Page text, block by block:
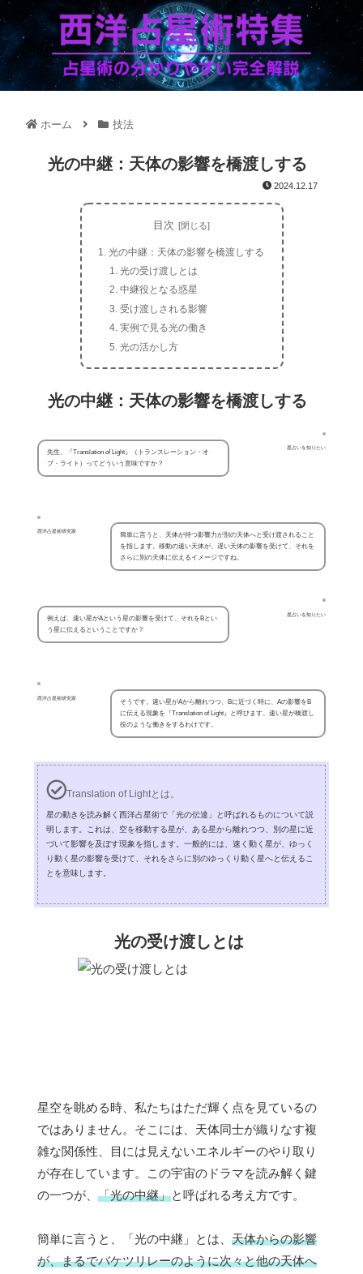
ホーム 技法
光の中継：天体の影響を橋渡しする
2024.12.17
目次
光の中継：天体の影響を橋渡しする
光の受け渡しとは
中継役となる惑星
受け渡しされる影響
実例で見る光の働き
光の活かし方
光の中継：天体の影響を橋渡しする
星占いを知りたい
先生、『Translation of Light』（トランスレーション・オ
ブ・ライト）ってどういう意味ですか？
西洋占星術研究家
簡単に言うと、天体が持つ影響力が別の天体へと受け渡されること
を指します。移動の速い天体が、遅い天体の影響を受けて、それを
さらに別の天体に伝えるイメージですね。
星占いを知りたい
例えば、速い星がAという星の影響を受けて、それをBとい
う星に伝えるということですか？
西洋占星術研究家
そうです。速い星がAから離れつつ、Bに近づく時に、Aの影響をB
に伝える現象を『Translation of Light』と呼びます。速い星が橋渡し
役のような働きをするわけです。
Translation of Lightとは。
星の動きを読み解く西洋占星術で「光の伝達」と呼ばれるものについて説
明します。これは、空を移動する星が、ある星から離れつつ、別の星に近
づいて影響を及ぼす現象を指します。一般的には、速く動く星が、ゆっく
り動く星の影響を受けて、それをさらに別のゆっくり動く星へと伝えるこ
とを意味します。
光の受け渡しとは
星空を眺める時、私たちはただ輝く点を見ているの
ではありません。そこには、天体同士が織りなす複
雑な関係性、目には見えないエネルギーのやり取り
が存在しています。この宇宙のドラマを読み解く鍵
の一つが、 「光の中継」と呼ばれる考え方です。
簡単に言うと、「光の中継」とは、 天体からの影響
が、まるでバケツリレーのように次々と他の天体へ